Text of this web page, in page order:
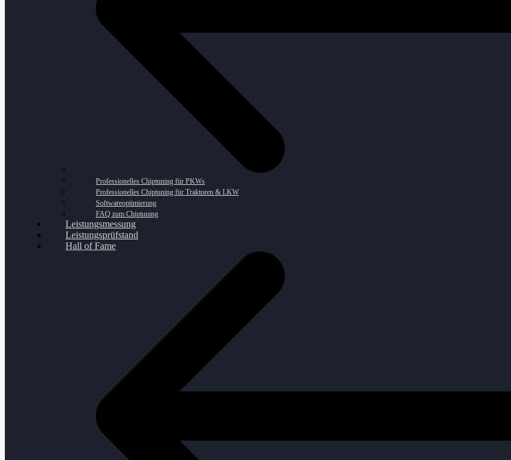
Professionelles Chiptuning für PKWs
Professionelles Chiptuning für Traktoren & LKW
Softwareoptimierung
FAQ zum Chiptuning
Leistungsmessung
Leistungsprüfstand
Hall of Fame